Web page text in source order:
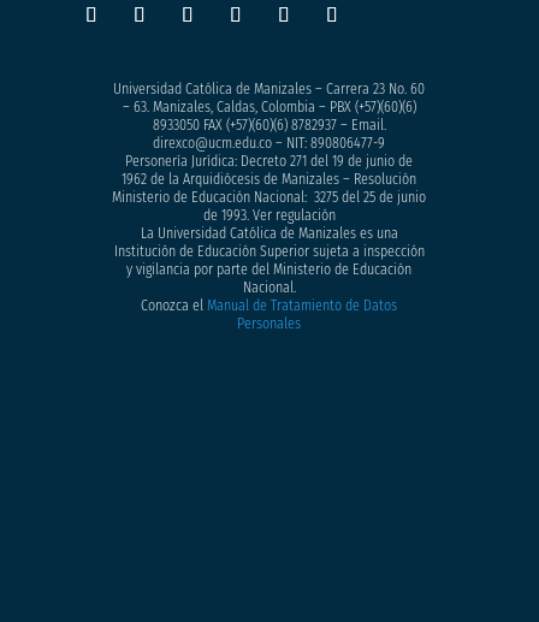
Universidad Católica de Manizales – Carrera 23 No. 60
– 63. Manizales, Caldas, Colombia – PBX (+57)(60)(6)
8933050FAX (+57)(60)(6) 8782937 – Email.
direxco@ucm.edu.co – NIT: 890806477-9
Personería Jurídica: Decreto 271 del 19 de junio de
1962 de la Arquidiócesis de Manizales – Resolución
Ministerio de Educación Nacional: 3275 del 25 de junio
de 1993. Ver regulación
La Universidad Católica de Manizales es una
Institución de Educación Superior sujeta a inspección
y vigilancia por parte del Ministerio de Educación
Nacional.
Conozca elManual de Tratamiento de Datos
Personales